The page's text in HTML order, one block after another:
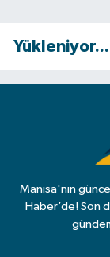
Yükleniyor...
Manisa'nın
Haber’de! Son